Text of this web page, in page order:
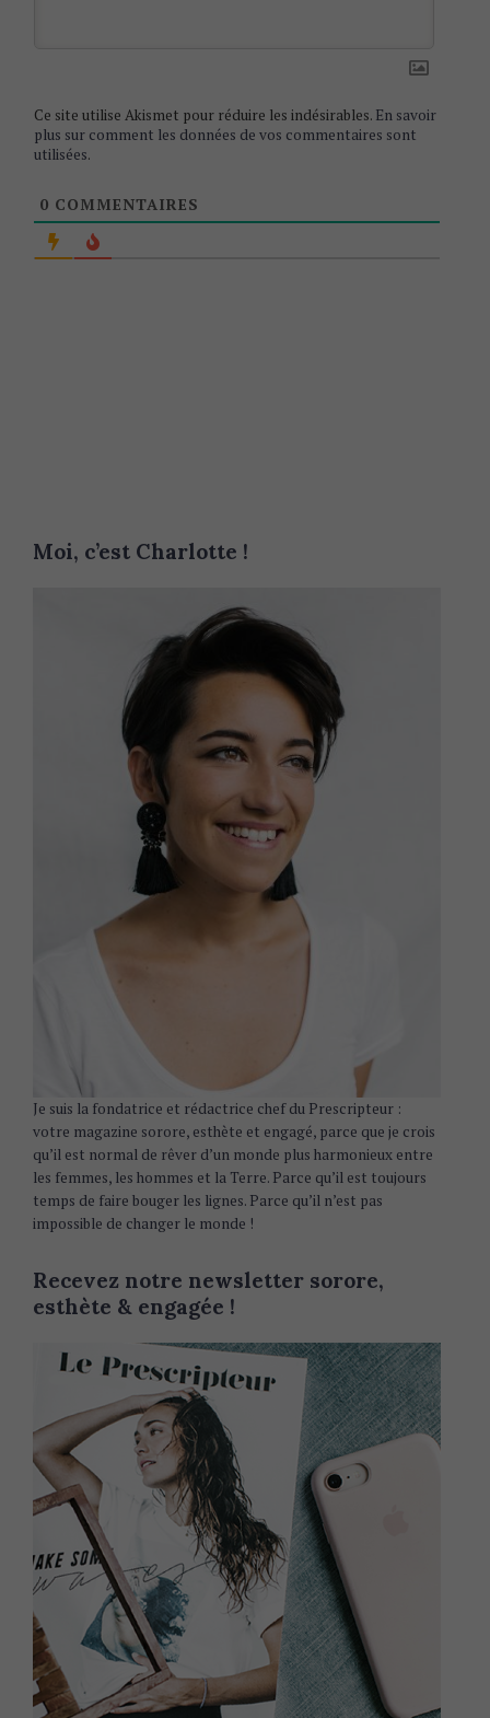
Moi, c’est Charlotte !
Je suis la fondatrice et rédactrice chef du Prescripteur :
votre magazine sorore, esthète et engagé, parce que je crois
qu’il est normal de rêver d’un monde plus harmonieux entre
les femmes, les hommes et la Terre. Parce qu’il est toujours
temps de faire bouger les lignes. Parce qu’il n’est pas
impossible de changer le monde !
Recevez notre newsletter sorore,
esthète & engagée !
Ce site utilise Akismet pour réduire les indésirables. En savoir
plus sur comment les données de vos commentaires sont
utilisées.
0 COMMENTAIRES